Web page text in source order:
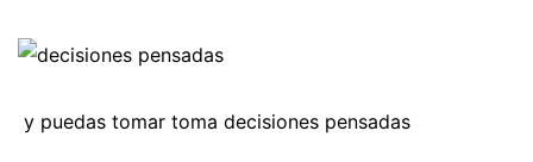
y puedas tomar toma decisiones pensadas